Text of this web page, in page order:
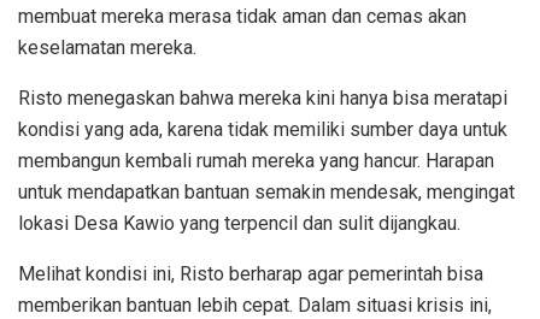
membuat mereka merasa tidak aman dan cemas akan
keselamatan mereka.
Risto menegaskan bahwa mereka kini hanya bisa meratapi
kondisi yang ada, karena tidak memiliki sumber daya untuk
membangun kembali rumah mereka yang hancur. Harapan
untuk mendapatkan bantuan semakin mendesak, mengingat
lokasi Desa Kawio yang terpencil dan sulit dijangkau.
Melihat kondisi ini, Risto berharap agar pemerintah bisa
memberikan bantuan lebih cepat. Dalam situasi krisis ini,